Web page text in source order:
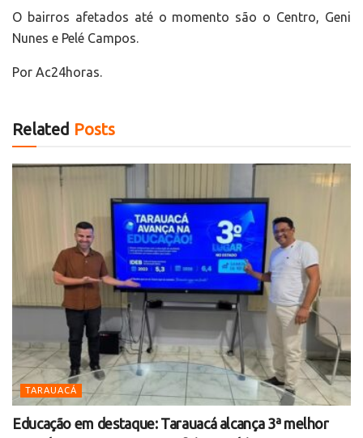
O bairros afetados até o momento são o Centro, Geni
Nunes e Pelé Campos.
Por Ac24horas.
Related Posts
TARAUACÁ
Educação em destaque: Tarauacá alcança 3ª melhor